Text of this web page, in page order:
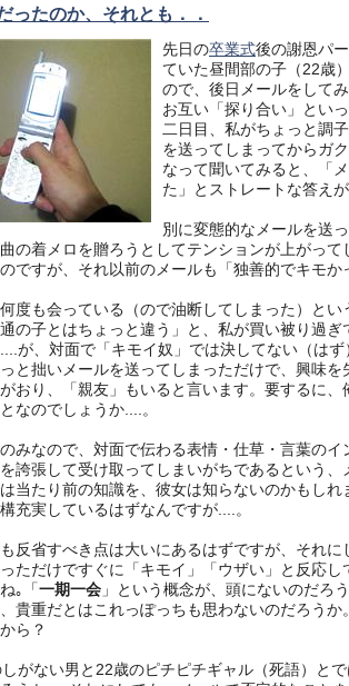
ったのか、それとも．．
先日の卒業式後の謝恩パ
ていた昼間部の子（22歳
ので、後日メールをして
お互い「探り合い」とい
二日目、私がちょっと調
を送ってしまってからガ
なって聞いてみると、「
た」とストレートな答えが
別に変態的なメールを送
の着メロを贈ろうとしてテンションが上がって
ですが、それ以前のメールも「独善的でキモか
度も会っている（ので油断してしまった）と
の子とはちょっと違う」と、私が買い被り過
が、対面で「キモイ奴」では決してない（は
と拙いメールを送ってしまっただけで、興味を
おり、「親友」もいると言います。要するに
なのでしょうか....。
みなので、対面で伝わる表情・仕草・言葉の
誇張して受け取ってしまいがちであるという
当たり前の知識を、彼女は知らないのかもし
充実しているはずなんですが....。
反省すべき点は大いにあるはずですが、それ
ただけですぐに「キモイ」「ウザい」と反応し
｡「一期一会 」という概念が、頭にないのだろ
貴重だとはこれっぽっちも思わないのだろう
ら？
がない男と22歳のピチピチギャル（死語）と